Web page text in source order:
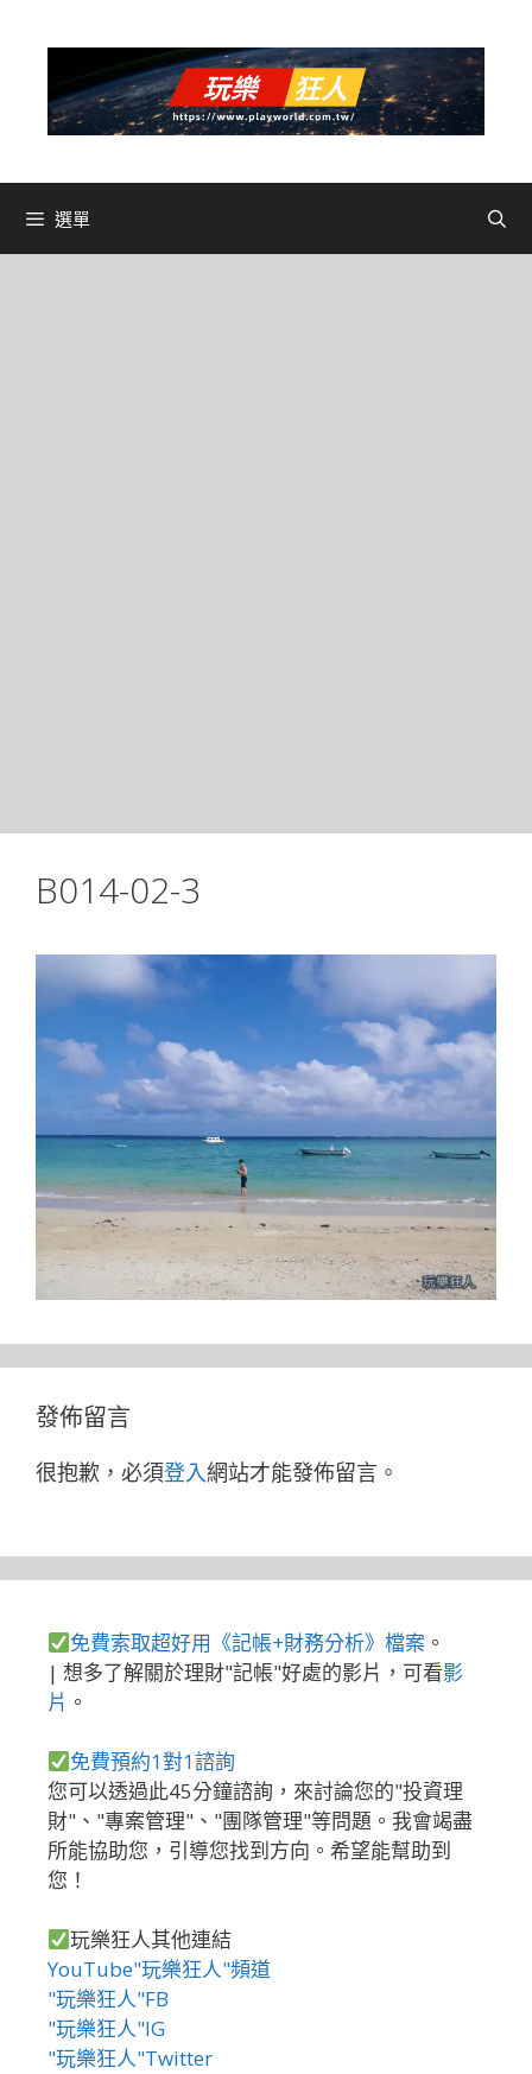
選單
B014-02-3
發佈留言
很抱歉，必須登入網站才能發佈留言。
免費索取超好用《記帳+財務分析》檔案 。
| 想多了解關於理財"記帳"好處的影片，可看影
片 。
免費預約1對1諮詢
您可以透過此45分鐘諮詢，來討論您的"投資理
財"、"專案管理"、"團隊管理"等問題。我會竭盡
所能協助您，引導您找到方向。希望能幫助到
您！
玩樂狂人其他連結
YouTube"玩樂狂人"頻道
"玩樂狂人"FB
"玩樂狂人"IG
"玩樂狂人"Twitter